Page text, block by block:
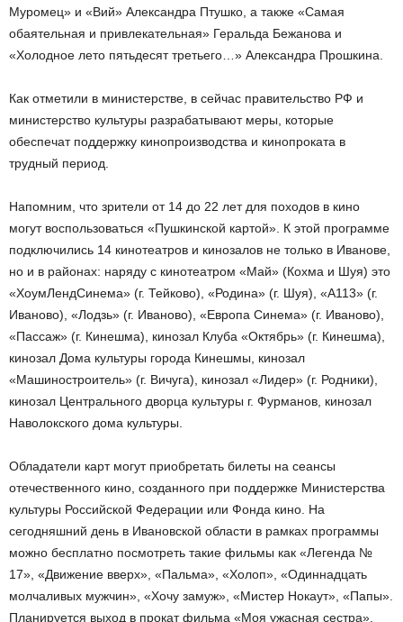
Муромец» и «Вий» Александра Птушко, а также «Самая
обаятельная и привлекательная» Геральда Бежанова и
«Холодное лето пятьдесят третьего…» Александра Прошкина.
Как отметили в министерстве, в сейчас правительство РФ и
министерство культуры разрабатывают меры, которые
обеспечат поддержку кинопроизводства и кинопроката в
трудный период.
Напомним, что зрители от 14 до 22 лет для походов в кино
могут воспользоваться «Пушкинской картой». К этой программе
подключились 14 кинотеатров и кинозалов не только в Иванове,
но и в районах: наряду с кинотеатром «Май» (Кохма и Шуя) это
«ХоумЛендСинема» (г. Тейково), «Родина» (г. Шуя), «А113» (г.
Иваново), «Лодзь» (г. Иваново), «Европа Синема» (г. Иваново),
«Пассаж» (г. Кинешма), кинозал Клуба «Октябрь» (г. Кинешма),
кинозал Дома культуры города Кинешмы, кинозал
«Машиностроитель» (г. Вичуга), кинозал «Лидер» (г. Родники),
кинозал Центрального дворца культуры г. Фурманов, кинозал
Наволокского дома культуры.
Обладатели карт могут приобретать билеты на сеансы
отечественного кино, созданного при поддержке Министерства
культуры Российской Федерации или Фонда кино. На
сегодняшний день в Ивановской области в рамках программы
можно бесплатно посмотреть такие фильмы как «Легенда №
17», «Движение вверх», «Пальма», «Холоп», «Одиннадцать
молчаливых мужчин», «Хочу замуж», «Мистер Нокаут», «Папы».
Планируется выход в прокат фильма «Моя ужасная сестра»,